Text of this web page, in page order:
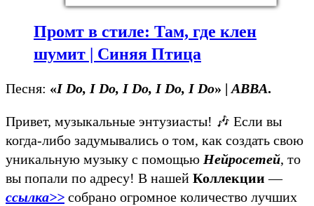
Промт в стиле: Там, где клен
шумит | Синяя Птица
Песня: «I Do, I Do, I Do, I Do, I Do» | ABBA.
Привет, музыкальные энтузиасты! 🎶 Если вы
когда-либо задумывались о том, как создать свою
уникальную музыку с помощью Нейросетей, то
вы попали по адресу! В нашей Коллекции —
ссылка>> собрано огромное количество лучших